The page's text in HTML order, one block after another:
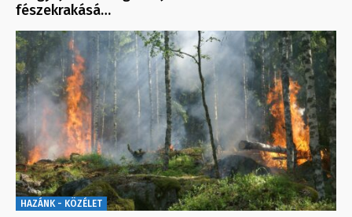
fészekrakásá…
HAZÁNK - KÖZÉLET